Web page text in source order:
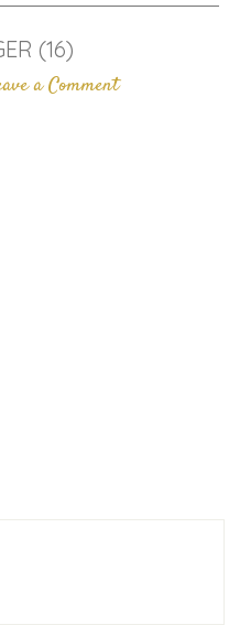
(16)
a Comment